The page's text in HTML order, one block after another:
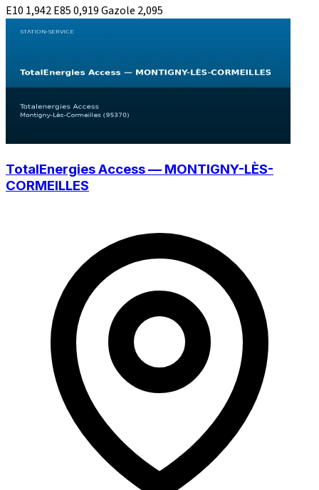
E10 1,942E850,919Gazole 2,095
TotalEnergies Access — MONTIGNY-LÈS-
CORMEILLES